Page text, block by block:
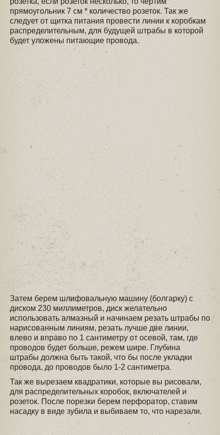
прямоугольник 7 см * количество розеток. Так же
следует от щитка питания провести линии к коробкам
распределительным, для будущей штрабы в которой
будет уложены питающие провода.
Затем берем шлифовальную машину (болгарку) с
диском 230 миллиметров, диск желательно
использовать алмазный и начинаем резать штрабы по
нарисованным линиям, резать лучше две линии,
влево и вправо по 1 сантиметру от осевой, там, где
проводов будет больше, режем шире. Глубина
штрабы должна быть такой, что бы после укладки
провода, до проводов было 1-2 сантиметра.
Так же вырезаем квадратики, которые вы рисовали,
для распределительных коробок, включателей и
розеток. После порезки берем перфоратор, ставим
насадку в виде зубила и выбиваем то, что нарезали.